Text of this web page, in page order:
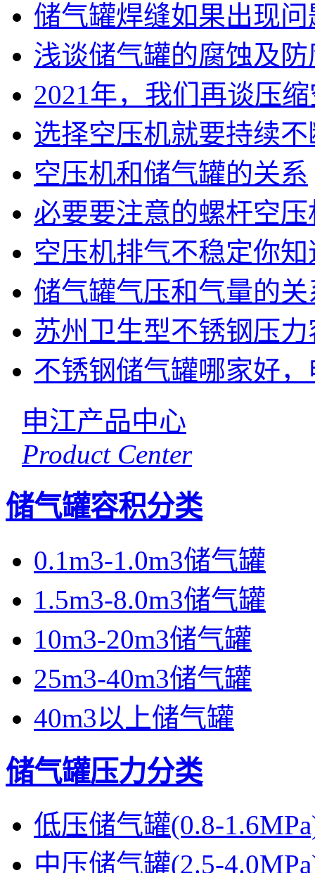
储气罐焊缝如果出现
浅谈储气罐的腐蚀及防
2021年，我们再谈压
选择空压机就要持续
空压机和储气罐的关系
必要要注意的螺杆空
空压机排气不稳定你
储气罐气压和气量的关
苏州卫生型不锈钢压力
不锈钢储气罐哪家好
申江产品中心
Product Center
储气罐容积分类
0.1m3-1.0m3储气罐
1.5m3-8.0m3储气罐
10m3-20m3储气罐
25m3-40m3储气罐
40m3以上储气罐
储气罐压力分类
低压储气罐(0.8-
中压储气罐(2.5-